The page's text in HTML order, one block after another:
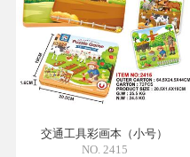
交通工具彩画本（小号）
NO. 2415